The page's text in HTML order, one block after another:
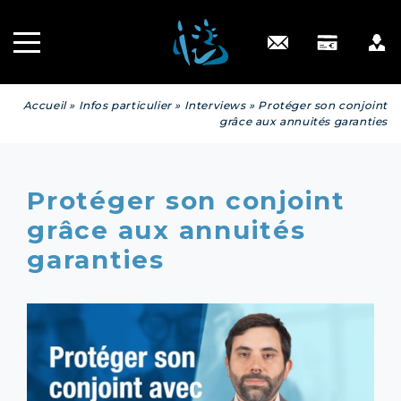
Engagé RSE
Contact
Accueil» Infos particulier» Interviews» Protéger son conjoint
grâce aux annuités garanties
Protéger son conjoint
grâce aux annuités
garanties